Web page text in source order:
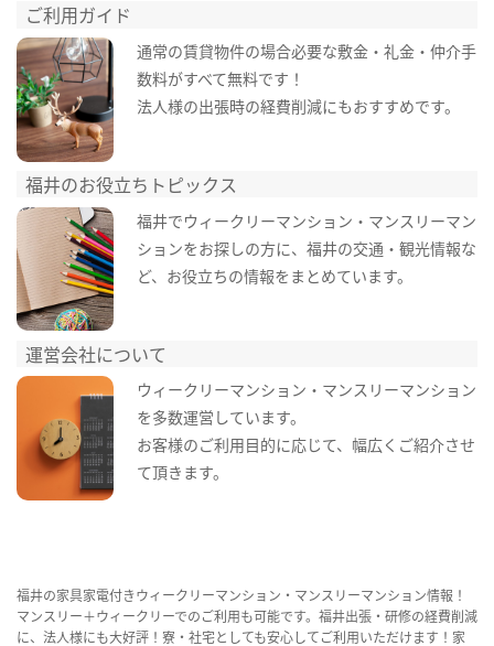
ご利用ガイド
通常の賃貸物件の場合必要な敷金・礼金・仲介手
数料がすべて無料です！
法人様の出張時の経費削減にもおすすめです。
福井のお役立ちトピックス
福井でウィークリーマンション・マンスリーマン
ションをお探しの方に、福井の交通・観光情報な
ど、お役立ちの情報をまとめています。
運営会社について
ウィークリーマンション・マンスリーマンション
を多数運営しています。
お客様のご利用目的に応じて、幅広くご紹介させ
て頂きます。
福井の家具家電付きウィークリーマンション・マンスリーマンション情報！
マンスリー＋ウィークリーでのご利用も可能です。福井出張・研修の経費削減
に、法人様にも大好評！寮・社宅としても安心してご利用いただけます！家